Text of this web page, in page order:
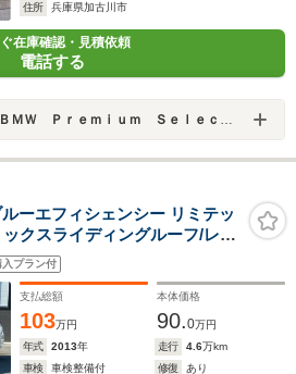
住所
兵庫県加古川市
在庫確認・見積依頼
電話する
Ｐｒｅｍｉｕｍ Ｓｅｌｅｃｔｉｏｎ 加古川
ーエフィシェンシー リミテッ
クスライディングルーフ/レザ
バックカメラ/Bluetooth/フル
ートヒーター/クルコン/18イン
入プラン付
支払総額
103万円
本体価格
90.0万円
年式
2013年 走行 4.6万km
車検
車検整備付 修復
あり